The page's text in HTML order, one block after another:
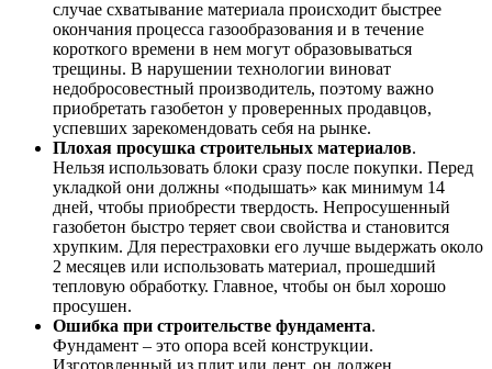
случае схватывание материала происходит быстрее
окончания процесса газообразования и в течение
короткого времени в нем могут образовываться
трещины. В нарушении технологии виноват
недобросовестный производитель, поэтому важно
приобретать газобетон у проверенных продавцов,
успевших зарекомендовать себя на рынке.
Плохая просушка строительных материалов.
Нельзя использовать блоки сразу после покупки. Перед
укладкой они должны «подышать» как минимум 14
дней, чтобы приобрести твердость. Непросушенный
газобетон быстро теряет свои свойства и становится
хрупким. Для перестраховки его лучше выдержать около
2 месяцев или использовать материал, прошедший
тепловую обработку. Главное, чтобы он был хорошо
просушен.
Ошибка при строительстве фундамента.
Фундамент – это опора всей конструкции.
Изготовленный из плит или лент, он должен